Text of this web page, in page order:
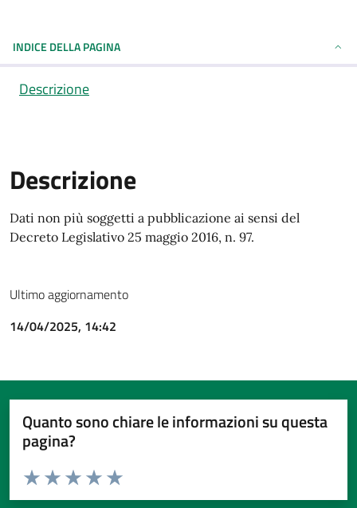
INDICE DELLA PAGINA
Descrizione
Descrizione
Descrizione
Dati non più soggetti a pubblicazione ai sensi del
Decreto Legislativo 25 maggio 2016, n. 97.
Ultimo aggiornamento
14/04/2025, 14:42
Quanto sono chiare le informazioni su questa
pagina?
Valuta da 1 a 5 stelle la pagina
Valuta 5 stelle su 5
Valuta 4 stelle su 5
Valuta 3 stelle su 5
Valuta 2 stelle su 5
Valuta 1 stelle su 5